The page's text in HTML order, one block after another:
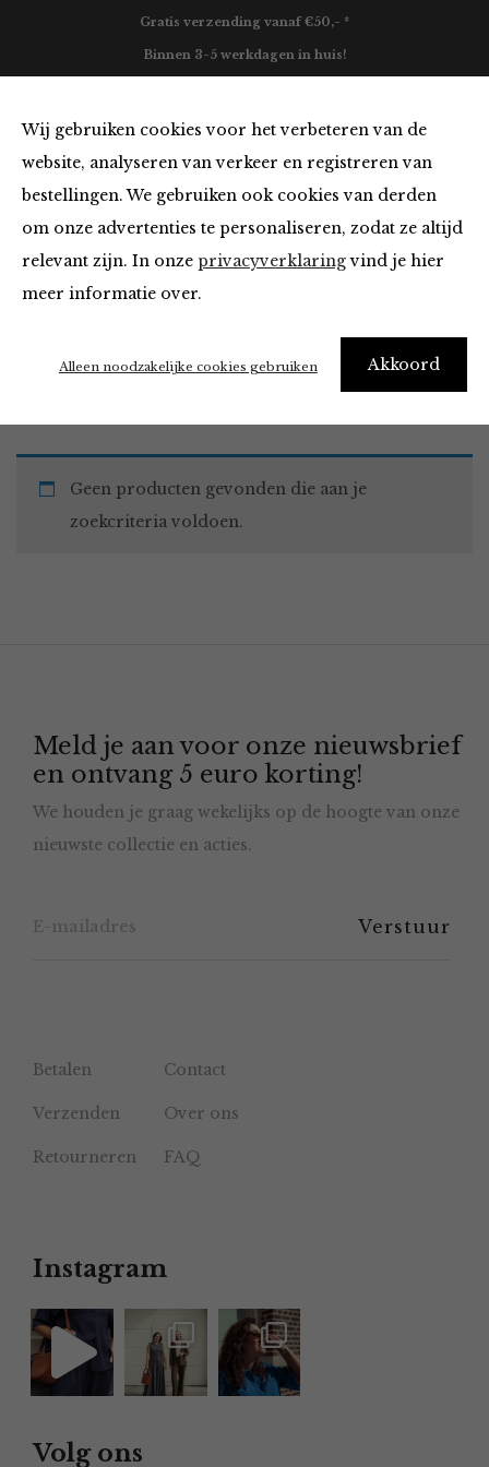
Wij gebruiken cookies voor het verbeteren van de
website, analyseren van verkeer en registreren van
bestellingen. We gebruiken ook cookies van derden
om onze advertenties te personaliseren, zodat ze altijd
relevant zijn. In onze privacyverklaringvind je hier
meer informatie over.
Akkoord
Alleen noodzakelijke cookies gebruiken
Gratis verzending vanaf €50,- *
Binnen 3-5 werkdagen in huis!
Must Haves
Home Winkel Accessoires Must Haves
Geen producten gevonden die aan je
zoekcriteria voldoen.
Meld je aan voor onze nieuwsbrief
en ontvang 5 euro korting!
We houden je graag wekelijks op de hoogte van onze
nieuwste collectie en acties.
Betalen Contact
Verzenden Over ons
Retourneren FAQ
Instagram
Volg ons